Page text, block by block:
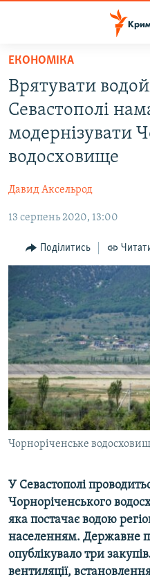
Перейти
основного
матеріалу
до
основної
Перейти
до
ВОДА.КРИМ
ВІДЕО ТА ФОТО
ПОГЛЯД
ІНТЕРВ'Ю
ВСЕ ЗА ДЕНЬ
СПЕЦПРОЕКТИ
ДЕПОРТАЦІЯ
ВІДЕОУРОКИ «ELIFBE»
СВІДЧЕННЯ ОКУПАЦІЇ
УКРАЇНСЬКА ПРОБЛЕМА КРИМУ
ІНФОГРАФІКА
ЯК ОБІЙТИ БЛОКУВАННЯ
Русский
Qırımtatar
ДОЛУЧАЙСЯ!
ЕКОНОМІКА
Врятувати
Севастополі
модернізувати
водосховище
Давид Аксельрод
13 серпень 2020, 13:00
Поділитись
Чорноріченське
У Севастополі
Чорноріченського
яка постачає водою
населенням. Державне
опублікувало три
вентиляції,